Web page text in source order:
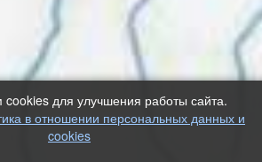
для улучшения работы сайта.
в отношении персональных данных и
cookies